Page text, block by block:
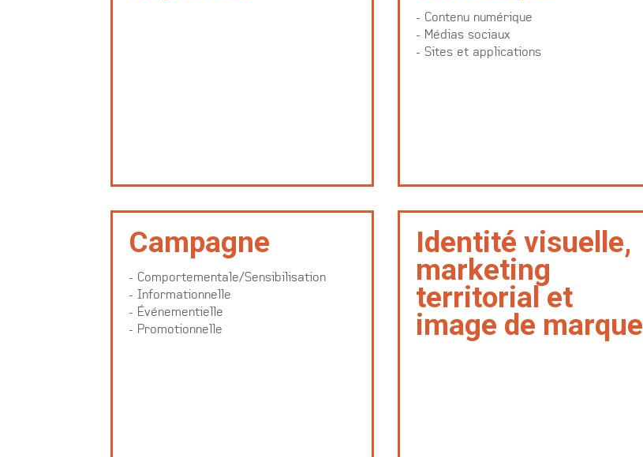
- Contenu numérique
- Médias sociaux
- Sites et applications
Campagne
- Comportementale/Sensibilisation
- Informationnelle
- Événementielle
- Promotionnelle
Identité visuelle,
marketing
territorial et
image de marque